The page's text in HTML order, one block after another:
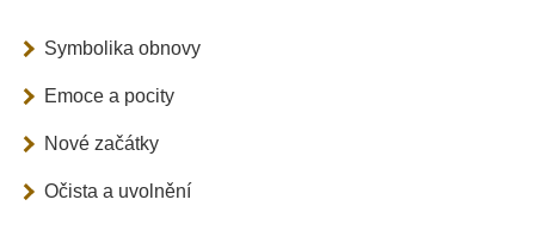
Symbolika obnovy
Emoce a pocity
Nové začátky
Očista a uvolnění